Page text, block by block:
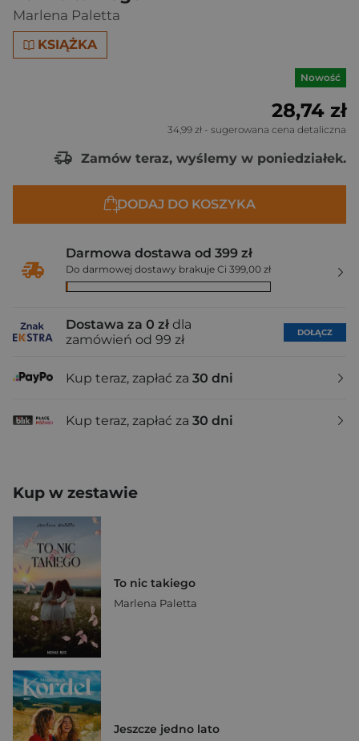
Marlena Paletta
KSIĄŻKA
Nowość
28,74 zł
34,99 zł - sugerowana cena detaliczna
Zamów teraz, wyślemy w poniedziałek.
DODAJ DO KOSZYKA
Darmowa dostawa od 399 zł
Do darmowej dostawy brakuje Ci 399,00 zł
Dostawa za 0 zł dla
zamówień od 99 zł
DOŁĄCZ
Kup teraz, zapłać za 30 dni
Kup teraz, zapłać za 30 dni
Kup w zestawie
To nic takiego
Marlena Paletta
Jeszcze jedno lato